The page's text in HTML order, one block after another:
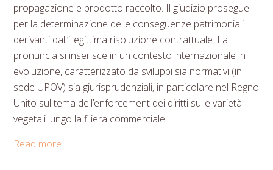
propagazione e prodotto raccolto. Il giudizio prosegue
per la determinazione delle conseguenze patrimoniali
derivanti dall’illegittima risoluzione contrattuale. La
pronuncia si inserisce in un contesto internazionale in
evoluzione, caratterizzato da sviluppi sia normativi (in
sede UPOV) sia giurisprudenziali, in particolare nel Regno
Unito sul tema dell’enforcement dei diritti sulle varietà
vegetali lungo la filiera commerciale.
Read more